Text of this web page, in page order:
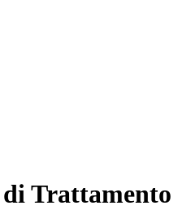
Trattamento